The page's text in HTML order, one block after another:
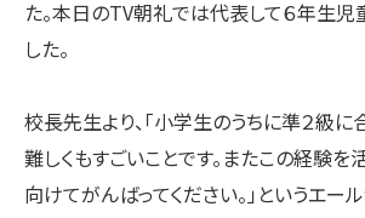
た。本日のTV朝礼では代表して６年生
した。
校長先生より、「小学生のうちに準２級
難しくもすごいことです。またこの経験を
向けてがんばってください。」というエー